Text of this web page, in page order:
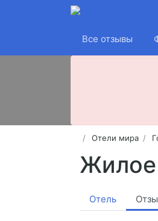
Все отзывы
Отели мира
Жилое
Отель